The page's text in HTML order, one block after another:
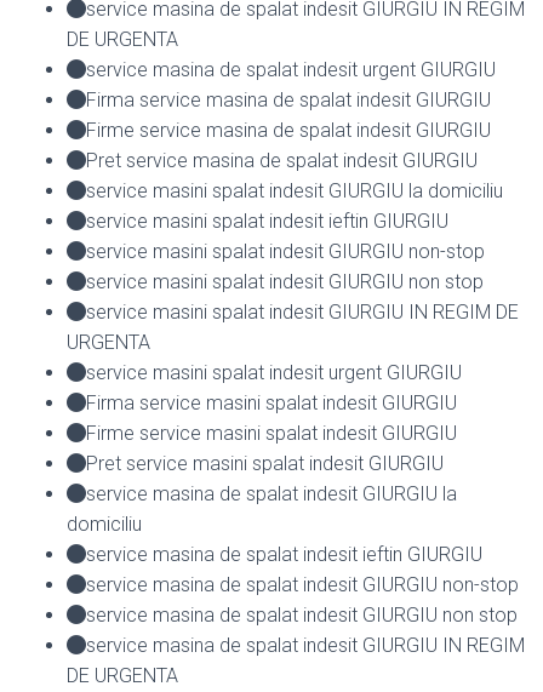
service masina de spalat indesit GIURGIU IN REGIM
DE URGENTA
service masina de spalat indesit urgent GIURGIU
Firma service masina de spalat indesit GIURGIU
Firme service masina de spalat indesit GIURGIU
Pret service masina de spalat indesit GIURGIU
service masini spalat indesit GIURGIU la domiciliu
service masini spalat indesit ieftin GIURGIU
service masini spalat indesit GIURGIU non-stop
service masini spalat indesit GIURGIU non stop
service masini spalat indesit GIURGIU IN REGIM DE
URGENTA
service masini spalat indesit urgent GIURGIU
Firma service masini spalat indesit GIURGIU
Firme service masini spalat indesit GIURGIU
Pret service masini spalat indesit GIURGIU
service masina de spalat indesit GIURGIU la
domiciliu
service masina de spalat indesit ieftin GIURGIU
service masina de spalat indesit GIURGIU non-stop
service masina de spalat indesit GIURGIU non stop
service masina de spalat indesit GIURGIU IN REGIM
DE URGENTA